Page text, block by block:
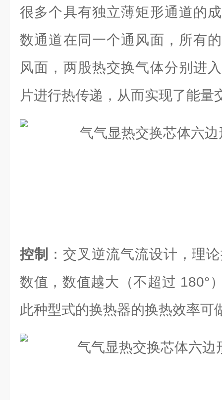
很多个具有独立薄矩形通道的
数通道在同一个通风面，所有
风面，两股热交换气体分别进
片进行热传递，从而实现了能量
控制
：交叉逆流气流设计，理
数值，数值越大（不超过 180°
此种型式的换热器的换热效率可